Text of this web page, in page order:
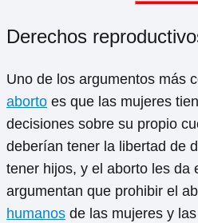
Derechos
Uno de los argumentos más
aborto es que las mujeres
decisiones sobre su propio
deberían tener la libertad de
tener hijos, y el aborto les da
argumentan que prohibir el
humanos de las mujeres y